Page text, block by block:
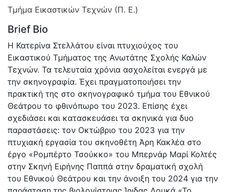
Τμήμα Εικαστικών Τεχνών (Π. Ε.)
Brief Bio
Η Κατερίνα Στελλάτου είναι πτυχιούχος του
Εικαστικού Τμήματος της Ανωτάτης Σχολής Καλών
Τεχνών. Τα τελευταία χρόνια ασχολείται ενεργά με
την σκηνογραφία. Έχει πραγματοποιήσει την
πρακτική της στο σκηνογραφικό τμήμα του Εθνικού
Θεάτρου το φθινόπωρο του 2023. Επίσης έχει
σχεδιάσει και κατασκευάσει τα σκηνικά για δυο
παραστάσεις: τον Οκτώβριο του 2023 για την
πτυχιακή εργασία του σκηνοθέτη Άρη Κακλέα στο
έργο «Ρομπέρτο Τσούκκο» του Μπερνάρ Μαρί Κολτές
στην Σκηνή Ειρήνης Παππά στην δραματική σχολή
του Εθνικού Θεάτρου και την άνοιξη του 2024 για την